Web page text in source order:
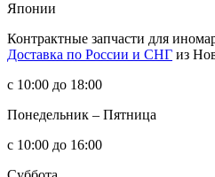
Японии
Контрактные запчасти для
Доставка по России и СНГ из
с 10:00 до 18:00
Понедельник – Пятница
с 10:00 до 16:00